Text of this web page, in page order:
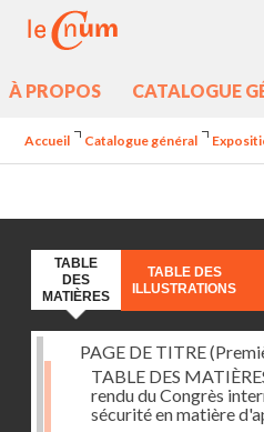
À PROPOS CATALOGUE
Accueil Catalogue général
TABLE
DES
MATIÈRES
TABLE DES
ILLUSTRATIONS
PAGE DE TITRE
TABLE DES
rendu du Congrès
sécurité en matière